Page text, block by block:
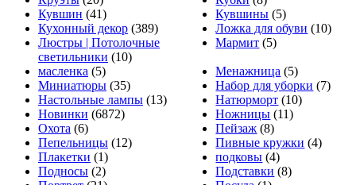
Кувшин (41) Кувшины (5)
Кухонный декор (389) Ложка для обуви (10)
Люстры | Потолочные
светильники (10)
Мармит (5)
масленка (5) Менажница (5)
Миниатюры (35) Набор для уборки (7)
Настольные лампы (13) Натюрморт (10)
Новинки (6872) Ножницы (11)
Охота (6) Пейзаж (8)
Пепельницы (12) Пивные кружки (4)
Плакетки (1) подковы (4)
Подносы (2) Подставки (8)